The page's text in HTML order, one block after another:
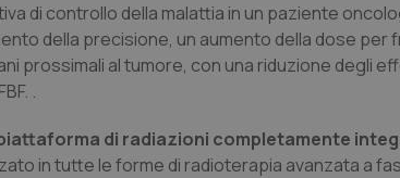
di controllo della malattia in un paziente
della precisione, un aumento della dose per
prossimali al tumore, con una riduzione degli
.
di radiazioni completamente
in tutte le forme di radioterapia avanzata a